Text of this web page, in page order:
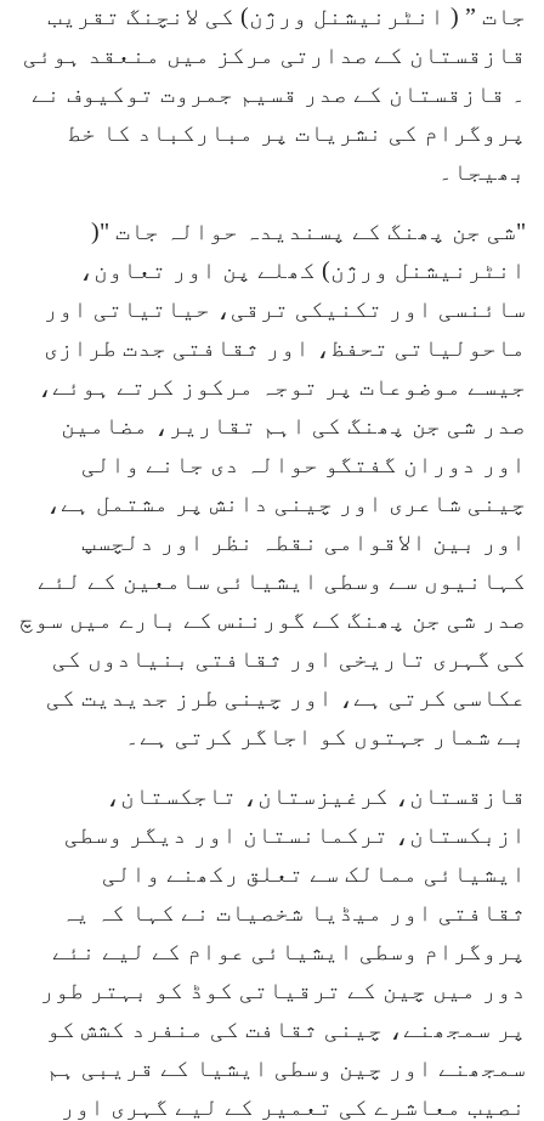
جات ” ( انٹرنیشنل ورژن) کی لانچنگ تقریب
قازقستان کے صدارتی مرکز میں منعقد ہوئی
۔ قازقستان کے صدر قسیم جمروت توکیوف نے
پروگرام کی نشریات پر مبارکباد کا خط
بھیجا۔
"شی جن پھنگ کے پسندیدہ حوالہ جات "(
انٹرنیشنل ورژن) کھلے پن اور تعاون،
سائنسی اور تکنیکی ترقی، حیاتیاتی اور
ماحولیاتی تحفظ، اور ثقافتی جدت طرازی
جیسے موضوعات پر توجہ مرکوز کرتے ہوئے،
صدر شی جن پھنگ کی اہم تقاریر، مضامین
اور دوران گفتگو حوالہ دی جانے والی
چینی شاعری اور چینی دانش پر مشتمل ہے،
اور بین الاقوامی نقطہ نظر اور دلچسپ
کہانیوں سے وسطی ایشیائی سامعین کے لئے
صدر شی جن پھنگ کے گورننس کے بارے میں سوچ
کی گہری تاریخی اور ثقافتی بنیادوں کی
عکاسی کرتی ہے، اور چینی طرز جدیدیت کی
بے شمار جہتوں کو اجاگر کرتی ہے۔
قازقستان، کرغیزستان، تاجکستان،
ازبکستان، ترکمانستان اور دیگر وسطی
ایشیائی ممالک سے تعلق رکھنے والی
ثقافتی اور میڈیا شخصیات نے کہا کہ یہ
پروگرام وسطی ایشیائی عوام کے لیے نئے
دور میں چین کے ترقیاتی کوڈ کو بہتر طور
پر سمجھنے، چینی ثقافت کی منفرد کشش کو
سمجھنے اور چین وسطی ایشیا کے قریبی ہم
نصیب معاشرے کی تعمیر کے لیے گہری اور